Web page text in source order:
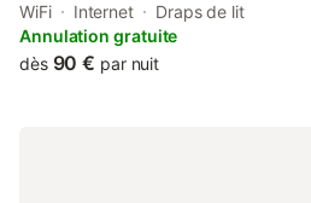
design offers rooms with free WiFi.
WiFi Internet
Draps de lit
Annulation gratuite
dès 90 € par nuit